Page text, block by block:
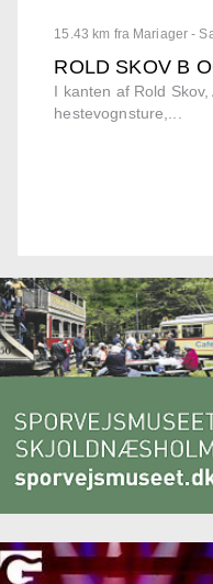
15.43 km fra Mariager -
ROLD SKOV B
I kanten af Rold
hestevognsture,...